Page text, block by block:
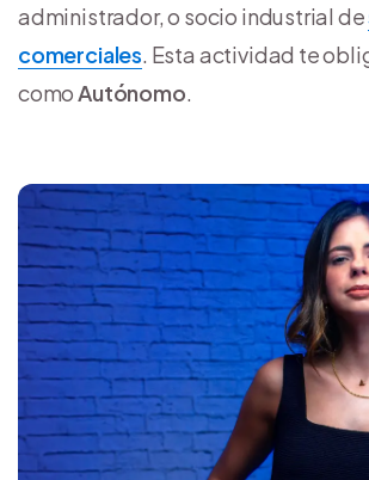
administrador, o socio industrial de
comerciales. Esta actividad te
comoAutónomo.